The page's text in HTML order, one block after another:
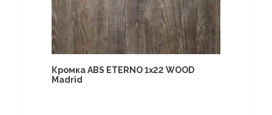
Кромка ABS ETERNO 1x22 WOOD
Madrid